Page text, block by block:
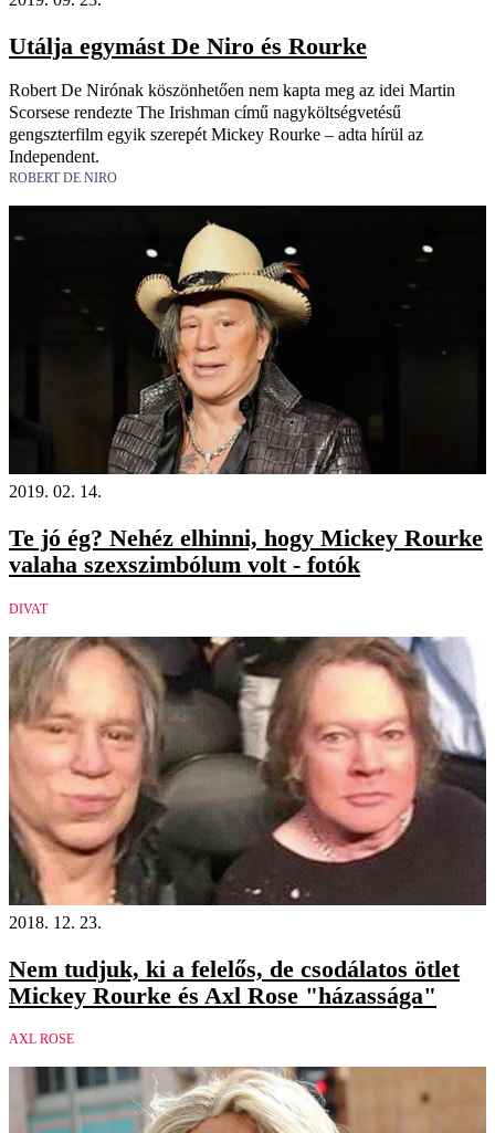
Utálja egymást De Niro és Rourke
Robert De Nirónak köszönhetően nem kapta meg az idei Martin
Scorsese rendezte The Irishman című nagyköltségvetésű
gengszterfilm egyik szerepét Mickey Rourke – adta hírül az
Independent.
ROBERT DE NIRO
2019. 02. 14.
Te jó ég? Nehéz elhinni, hogy Mickey Rourke
valaha szexszimbólum volt - fotók
DIVAT
2018. 12. 23.
Nem tudjuk, ki a felelős, de csodálatos ötlet
Mickey Rourke és Axl Rose "házassága"
AXL ROSE